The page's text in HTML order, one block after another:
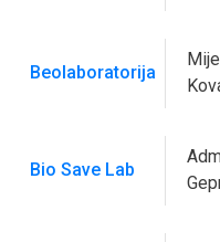
Beolaboratorija
Mije
Bio Save Lab